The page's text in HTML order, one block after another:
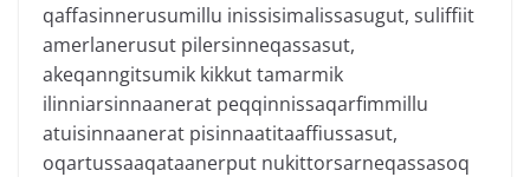
qaffasinnerusumillu inissisimalissasugut, suliffiit
amerlanerusut pilersinneqassasut,
akeqanngitsumik kikkut tamarmik
ilinniarsinnaanerat peqqinnissaqarfimmillu
atuisinnaanerat pisinnaatitaaffiussasut,
oqartussaaqataanerput nukittorsarneqassasoq